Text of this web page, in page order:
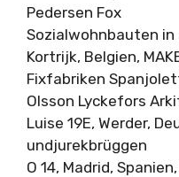
Pedersen Fox
Sozialwohnbauten
Kortrijk, Belgien,
Fixfabriken
Olsson Lyckefors
Luise 19E, Werder,
undjurekbrüggen
O 14, Madrid, Spanien,